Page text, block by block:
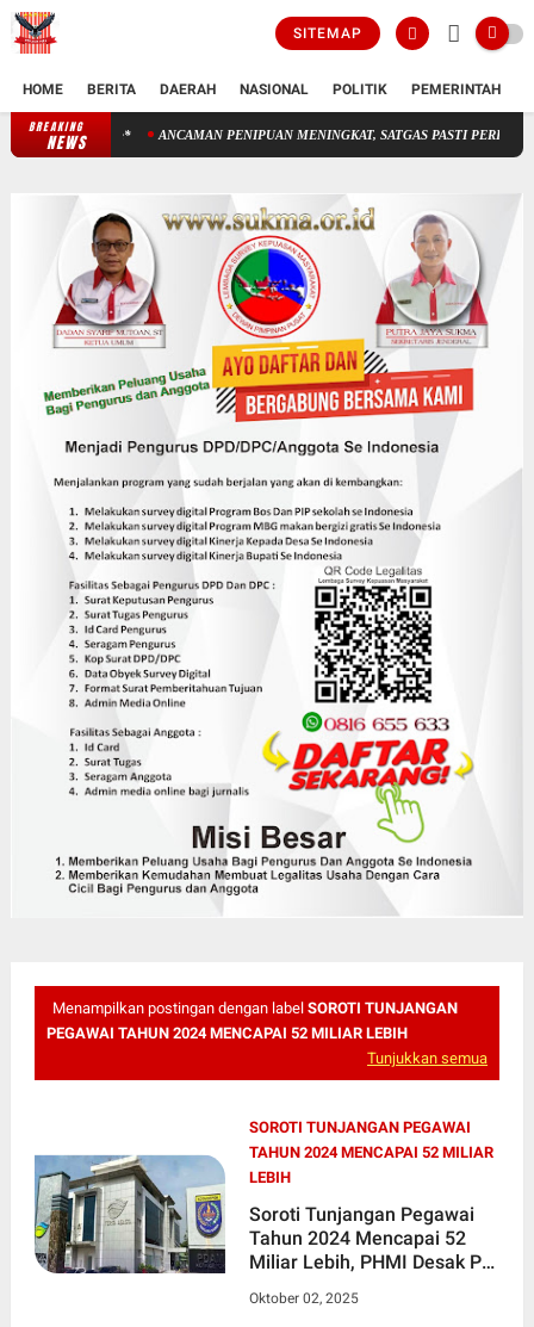
SITEMAP
HOME BERITA DAERAH NASIONAL POLITIK PEMERINTAH
BREAKING
NEWS ANCAMAN PENIPUAN MENINGKAT, SATGAS PASTI PERKUAT
Menampilkan postingan dengan label SOROTI TUNJANGAN
PEGAWAI TAHUN 2024 MENCAPAI 52 MILIAR LEBIH
Tunjukkan semua
SOROTI TUNJANGAN PEGAWAI
TAHUN 2024 MENCAPAI 52 MILIAR
LEBIH
Soroti Tunjangan Pegawai
Tahun 2024 Mencapai 52
Miliar Lebih, PHMI Desak PT.
Harus Diperiksa
Oktober 02, 2025